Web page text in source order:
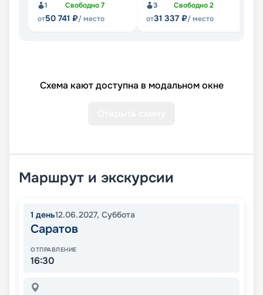
1 Свободно7
от50 741 ₽/ место
3 Свободно2
от31 337 ₽/ место
Схема кают доступна в модальном окне
Маршрут и экскурсии
1 день12.06.2027, Суббота
Саратов
ОТПРАВЛЕНИЕ
16:30